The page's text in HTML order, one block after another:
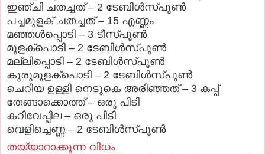
ഇഞ്ചി ചതച്ചത് – 2 ടേബിള്‍സ്പൂണ്‍
പച്ചമുളക് ചതച്ചത് – 15 എണ്ണം
മഞ്ഞള്‍പ്പൊടി – 3 ടീസ്പൂണ്‍
മുളക്പൊടി – 2 ടേബിള്‍സ്പൂണ്‍
മല്ലിപ്പൊടി – 2 ടേബിള്‍സ്പൂണ്‍
കുരുമുളക്പൊടി – 2 ടേബിള്‍സ്പൂണ്‍
ചെറിയ ഉള്ളി നെടുകെ അരിഞ്ഞത് – 3 കപ്പ്‌
തേങ്ങാക്കൊത്ത് – ഒരു പിടി
കറിവേപ്പില – ഒരു പിടി
വെളിച്ചെണ്ണ – 2 ടേബിള്‍സ്പൂണ്‍
തയ്യാറാക്കുന്ന വിധം